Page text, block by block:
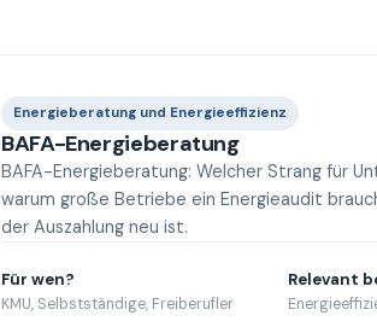
Energieberatung und Energieeffizienz
BAFA-Energieberatung
BAFA-Energieberatung: Welcher Strang für
warum große Betriebe ein Energieaudit
der Auszahlung neu ist.
Für wen?
KMU, Selbstständige, Freiberufler
Relevant